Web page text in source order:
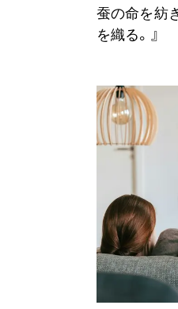
蚕の命を紡
を織る。』